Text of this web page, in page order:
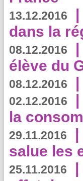
13.12.2016 |
dans la
08.12.2016 |
élève du
08.12.2016 |
02.12.2016 |
la
29.11.2016 |
salue les
25.11.2016 |